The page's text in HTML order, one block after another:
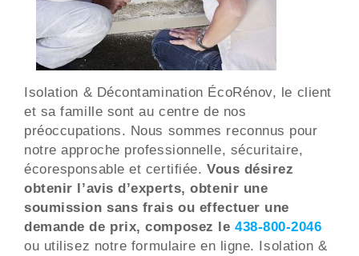
Isolation & Décontamination ÉcoRénov, le client
et sa famille sont au centre de nos
préoccupations. Nous sommes reconnus pour
notre approche professionnelle, sécuritaire,
écoresponsable et certifiée. Vous désirez
obtenir l’avis d’experts, obtenir une
soumission sans frais ou effectuer une
demande de prix, composez le 438-800-2046
ou utilisez notre formulaire en ligne. Isolation &